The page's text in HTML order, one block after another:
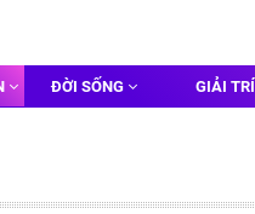
ĐỜI SỐNG GIẢI TRÍ